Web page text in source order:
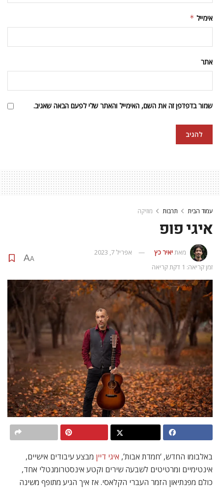
אימייל *
אתר
שמור בדפדפן זה את השם, האימייל והאתר שלי לפעם הבאה שאגיב.
עמוד הבית תרבות מוזיקה
איגי פופ
מאתיאיר כץ
אפריל 7, 2023
זמן קריאה: 1 דקת קריאה
A
A
באלבומו החדש, ‘חמדת אבות’, איגי דיין מבצע עיבודים אישיים,
אינטימיים ומרטיטים לשבעה שירים וקטע אינסטרומנטלי אחד,
כולם מפנתיאון הזמר העברי הקלאסי. אז איך הגיע מתופף משינה